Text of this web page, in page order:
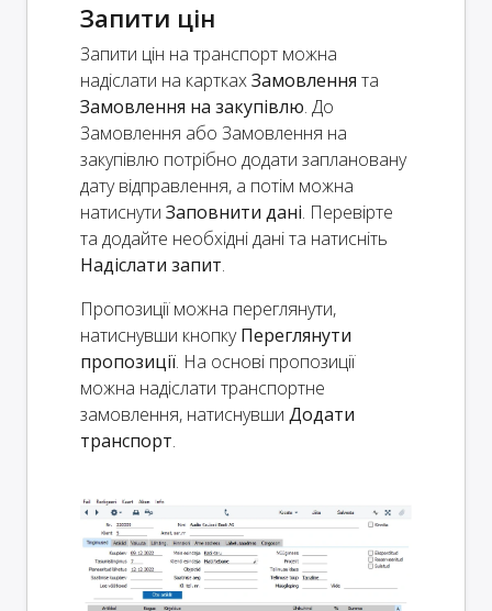
Запити цін
Запити цін на транспорт можна
надіслати на карткахЗамовлення та
Замовлення на закупівлю. До
Замовлення або Замовлення на
закупівлю потрібно додати заплановану
дату відправлення, а потім можна
натиснути Заповнити дані. Перевірте
та додайте необхідні дані та натисніть
Надіслати запит.
Пропозиції можна переглянути,
натиснувши кнопкуПереглянути
пропозиції. На основі пропозиції
можна надіслати транспортне
замовлення, натиснувши Додати
транспорт.